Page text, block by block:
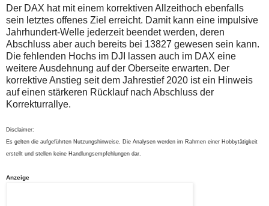
Der DAX hat mit einem korrektiven Allzeithoch ebenfalls
sein letztes offenes Ziel erreicht. Damit kann eine impulsive
Jahrhundert-Welle jederzeit beendet werden, deren
Abschluss aber auch bereits bei 13827 gewesen sein kann.
Die fehlenden Hochs im DJI lassen auch im DAX eine
weitere Ausdehnung auf der Oberseite erwarten. Der
korrektive Anstieg seit dem Jahrestief 2020 ist ein Hinweis
auf einen stärkeren Rücklauf nach Abschluss der
Korrekturrallye.
Disclaimer:
Es gelten die aufgeführten Nutzungshinweise. Die Analysen werden im Rahmen einer Hobbytätigkeit
erstellt und stellen keine Handlungsempfehlungen dar.
Anzeige